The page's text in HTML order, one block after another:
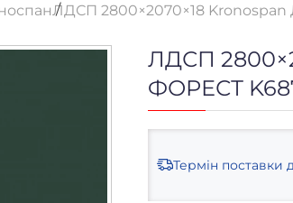
ЛДСП 2800×2070×18 Kronospan
ЛДСП
ФОРЕСТ
Термін поставки